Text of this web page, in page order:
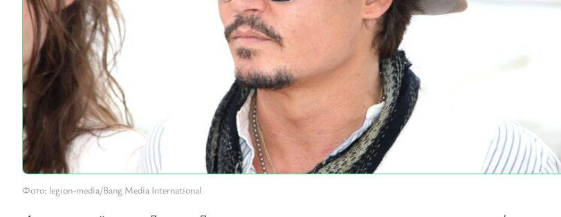
Фото: legion-media/Bang Media International